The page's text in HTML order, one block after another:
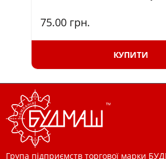
75.00 грн.
КУПИТИ
Група підприємств торгової марки